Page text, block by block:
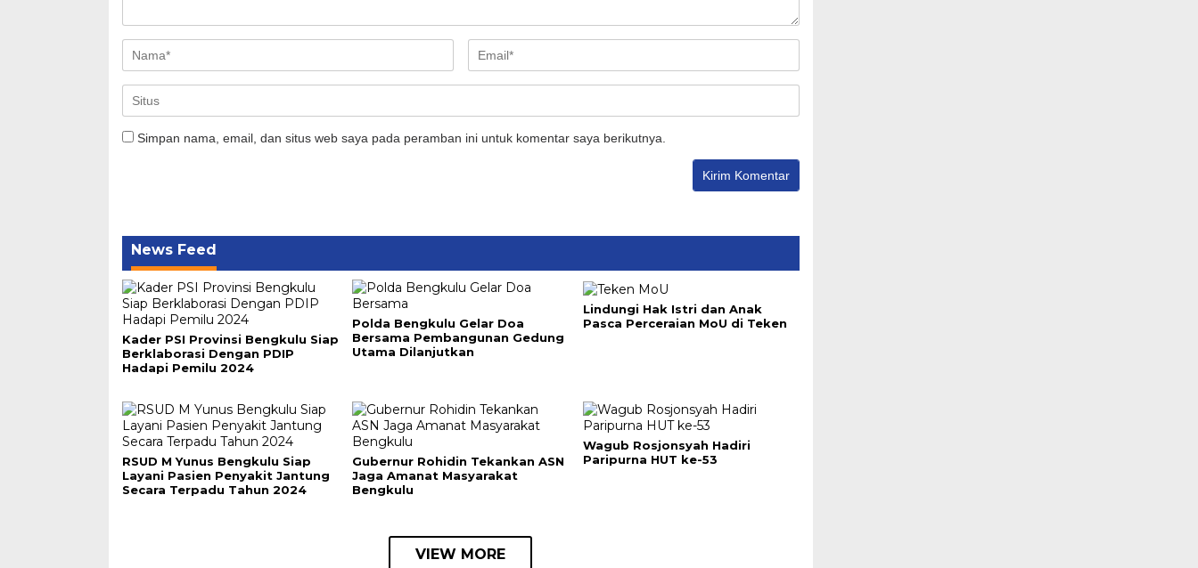
Simpan nama, email, dan situs web saya pada peramban ini untuk komentar saya berikutnya.
News Feed
Kader PSI Provinsi Bengkulu Siap
Berklaborasi Dengan PDIP
Hadapi Pemilu 2024
Polda Bengkulu Gelar Doa
Bersama Pembangunan Gedung
Utama Dilanjutkan
Lindungi Hak Istri dan Anak
Pasca Perceraian MoU di Teken
RSUD M Yunus Bengkulu Siap
Layani Pasien Penyakit Jantung
Secara Terpadu Tahun 2024
Gubernur Rohidin Tekankan ASN
Jaga Amanat Masyarakat
Bengkulu
Wagub Rosjonsyah Hadiri
Paripurna HUT ke-53
VIEW MORE